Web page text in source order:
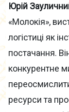
Юрій
«Молокія»,
логістиці як
постачання.
конкурентне
ресурси та